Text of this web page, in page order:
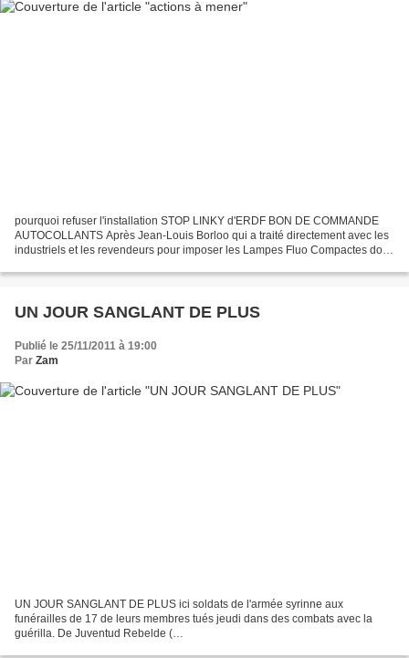
pourquoi refuser l'installation STOP LINKY d'ERDF BON DE COMMANDE
AUTOCOLLANTS Après Jean-Louis Borloo qui a traité directement avec les
industriels et les revendeurs pour imposer les Lampes Fluo Compactes dont
UN JOUR SANGLANT DE PLUS
Publié le 25/11/2011 à 19:00
Par Zam
UN JOUR SANGLANT DE PLUS ici soldats de l'armée syrinne aux
funérailles de 17 de leurs membres tués jeudi dans des combats avec la
guérilla. De Juventud Rebelde (